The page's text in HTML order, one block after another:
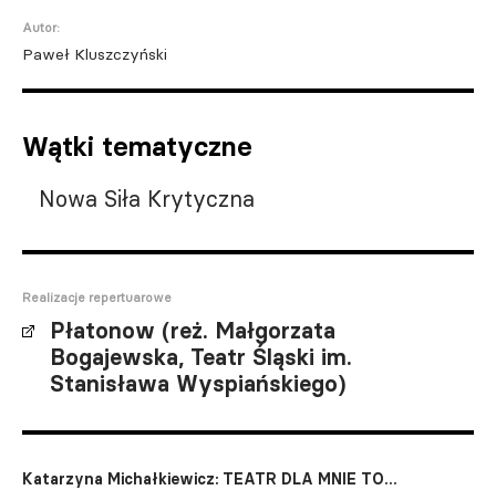
Autor:
Paweł Kluszczyński
Wątki tematyczne
Nowa Siła Krytyczna
Realizacje repertuarowe
Płatonow (reż. Małgorzata
Bogajewska, Teatr Śląski im.
Stanisława Wyspiańskiego)
Katarzyna Michałkiewicz: TEATR DLA MNIE TO...